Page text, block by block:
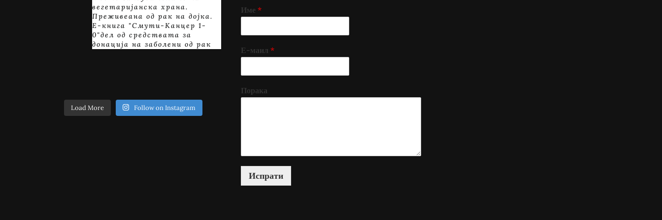
вегетаријанска храна.
Преживеана од рак на дојка.
E-книга "Смути-Канцер 1-
0"дел од средствата за
донација на заболени од рак
Load More Follow on Instagram
Име *
Е-маил *
Порака
Испрати